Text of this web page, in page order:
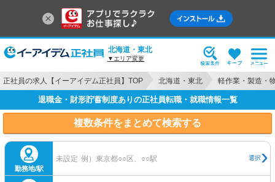
北海道・東北
▼エリア変更
正社員の求人【イーアイデム正社員】TOP 北海道・東北 軽作業・製造・
退職金・財形貯蓄制度ありの正社員転職・就職情報一覧
複数条件をまとめて検索する
勤務地/駅
未設定 例）東京都○○区、○○駅 選択